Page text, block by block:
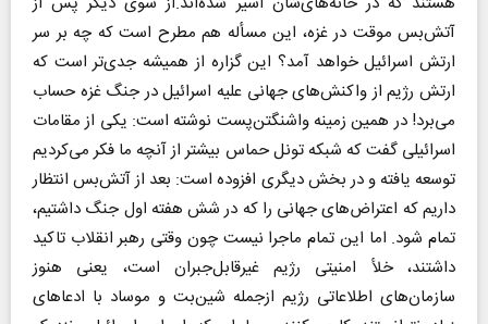
آتش‌بس موقت در غزه، این مسأله هم مطرح است که چه بر سر
ارتش اسرائیل خواهد آمد؟ این گزاره از همیشه جدی‌تر است که
ارتش رژیم از واکنش‌های جهانی علیه اسرائیل در جنگ غزه حساب
می‌برد! در همین زمینه واشنگتن‌پست نوشته است: یکی از مقامات
اسرائیلی گفت که شبکه تونل حماس بیشتر از آنچه ما فکر می‌کردیم
توسعه یافته و در بخش دیگری افزوده است: بعد از آتش‌بس انتظار
داریم که اعتراض‌های جهانی را که در شش هفته اول جنگ داشتیم،
تمام شود. اما این تمام ماجرا نیست چون وقتی رهبر انقلاب تاکید
داشتند، خلأ امنیتی رژیم غیر‌قابل‌جبران است، یعنی هنوز
سازمان‌های اطلاعاتی رژیم از‌جمله شین‌بت و موساد با ادعاهای